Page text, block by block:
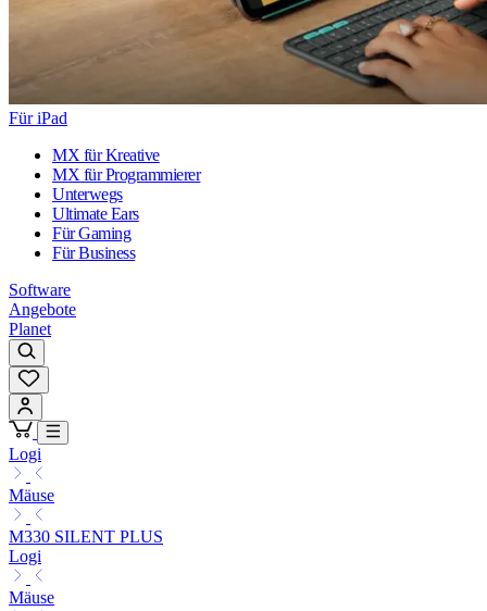
Für iPad
MX für Kreative
MX für Programmierer
Unterwegs
Ultimate Ears
Für Gaming
Für Business
Software
Angebote
Planet
Logi
Mäuse
M330 SILENT PLUS
Logi
Mäuse